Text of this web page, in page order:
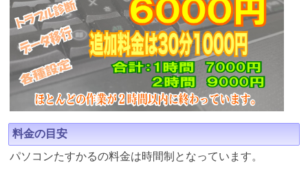
料金の目安
パソコンたすかるの料金は時間制となっています。